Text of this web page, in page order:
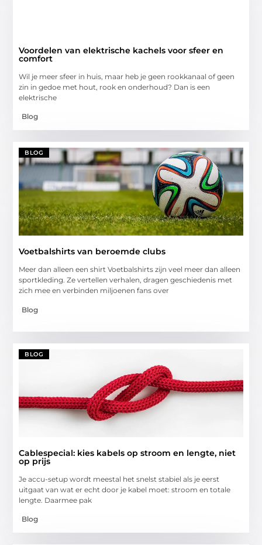
Voordelen van elektrische kachels voor sfeer en
comfort
Wil je meer sfeer in huis, maar heb je geen rookkanaal of geen
zin in gedoe met hout, rook en onderhoud? Dan is een
elektrische
Blog
BLOG
Voetbalshirts van beroemde clubs
Meer dan alleen een shirt Voetbalshirts zijn veel meer dan alleen
sportkleding. Ze vertellen verhalen, dragen geschiedenis met
zich mee en verbinden miljoenen fans over
Blog
BLOG
Cablespecial: kies kabels op stroom en lengte, niet
op prijs
Je accu-setup wordt meestal het snelst stabiel als je eerst
uitgaat van wat er echt door je kabel moet: stroom en totale
lengte. Daarmee pak
Blog